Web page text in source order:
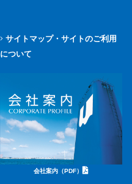
サイトマップ・サイトのご利用
について
会社案内（PDF）